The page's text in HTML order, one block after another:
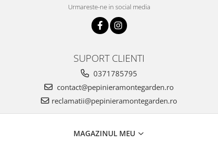
Urmareste-ne in social media
SUPORT CLIENTI
0371785795
contact@pepinieramontegarden.ro
reclamatii@pepinieramontegarden.ro
MAGAZINUL MEU